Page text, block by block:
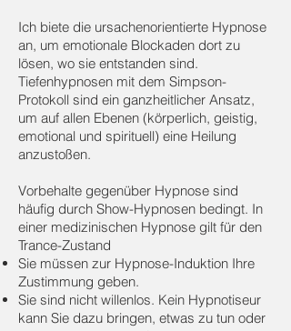
Ich biete die ursachenorientierte Hypnose
an, um emotionale Blockaden dort zu
lösen, wo sie entstanden sind.
Tiefenhypnosen mit dem Simpson-
Protokoll sind ein ganzheitlicher Ansatz,
um auf allen Ebenen (körperlich, geistig,
emotional und spirituell) eine Heilung
anzustoßen.
Vorbehalte gegenüber Hypnose sind
häufig durch Show-Hypnosen bedingt. In
einer medizinischen Hypnose gilt für den
Trance-Zustand
Sie müssen zur Hypnose-Induktion Ihre
Zustimmung geben.
Sie sind nicht willenlos. Kein Hypnotiseur
kann Sie dazu bringen, etwas zu tun oder